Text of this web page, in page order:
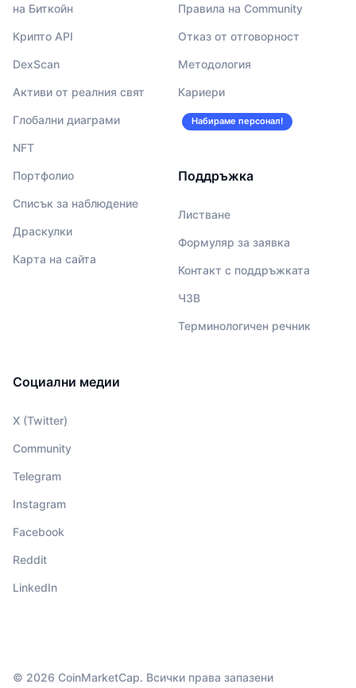
на Биткойн
Крипто API
DexScan
Активи от реалния свят
Глобални диаграми
NFT
Портфолио
Списък за наблюдение
Драскулки
Карта на сайта
Правила на Community
Отказ от отговорност
Методология
Кариери
Набираме персонал!
Поддръжка
Листване
Формуляр за заявка
Контакт с поддръжката
ЧЗВ
Терминологичен речник
Социални медии
X (Twitter)
Community
Telegram
Instagram
Facebook
Reddit
LinkedIn
© 2026 CoinMarketCap. Всички права запазени